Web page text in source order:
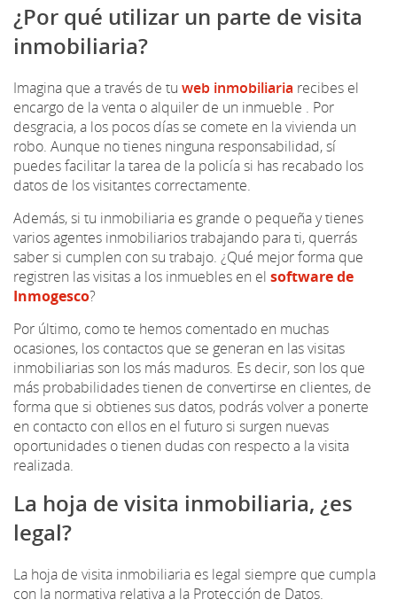
¿Por qué utilizar un parte de visita
inmobiliaria?
Imagina que a través de tu web inmobiliaria recibes el
encargo de la venta o alquiler de un inmueble . Por
desgracia, a los pocos días se comete en la vivienda un
robo. Aunque no tienes ninguna responsabilidad, sí
puedes facilitar la tarea de la policía si has recabado los
datos de los visitantes correctamente.
Además, si tu inmobiliaria es grande o pequeña y tienes
varios agentes inmobiliarios trabajando para ti, querrás
saber si cumplen con su trabajo. ¿Qué mejor forma que
registren las visitas a los inmuebles en el software de
Inmogesco?
Por último, como te hemos comentado en muchas
ocasiones, los contactos que se generan en las visitas
inmobiliarias son los más maduros. Es decir, son los que
más probabilidades tienen de convertirse en clientes, de
forma que si obtienes sus datos, podrás volver a ponerte
en contacto con ellos en el futuro si surgen nuevas
oportunidades o tienen dudas con respecto a la visita
realizada.
La hoja de visita inmobiliaria, ¿es
legal?
La hoja de visita inmobiliaria es legal siempre que cumpla
con la normativa relativa a la Protección de Datos.